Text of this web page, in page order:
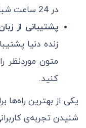
در 24 ساعت شبانه‌روز در دسترس هستند.
پشتیبانی از
زنده دنیا
متون موردنظر
کنید.
یکی از بهترین راه‌ها
شنیدن تجربه‌ی